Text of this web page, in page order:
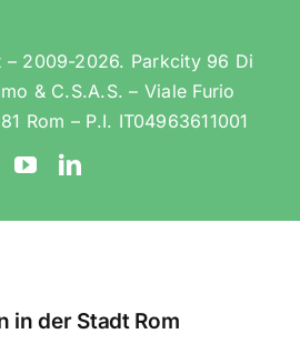
– 2009-2026. Parkcity 96 Di
& C.S.A.S. – Viale Furio
Rom – P.I. IT04963611001
in der Stadt Rom